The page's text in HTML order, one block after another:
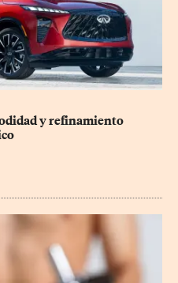
y refinamiento